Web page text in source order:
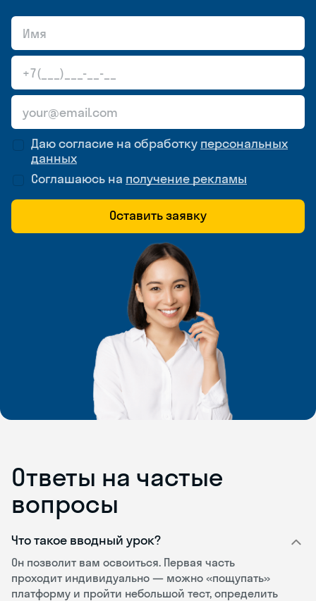
Даю согласие на обработку персональных
данных
Соглашаюсь на получение рекламы
Оставить заявку
Ответы на частые
вопросы
Что такое вводный урок?
Он позволит вам освоиться. Первая часть
проходит индивидуально — можно «пощупать»
платформу и пройти небольшой тест, определить